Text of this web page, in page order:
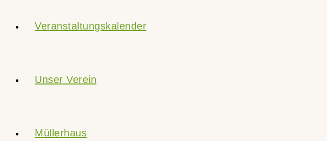
Veranstaltungskalender
Unser Verein
Müllerhaus